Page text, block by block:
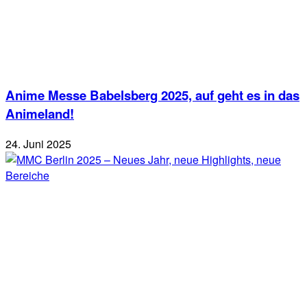
Anime Messe Babelsberg 2025, auf geht es in das
Animeland!
24. Juni 2025